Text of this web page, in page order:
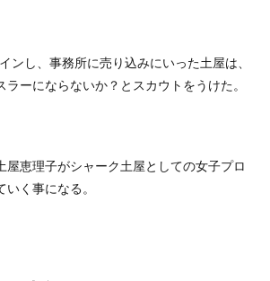
ンし、事務所に売り込みにいった土屋は、
ーにならないか？とスカウトをうけた。
屋恵理子がシャーク土屋としての女子プロ
く事になる。